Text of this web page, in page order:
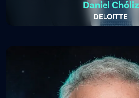
Daniel Chóliz
DELOITTE